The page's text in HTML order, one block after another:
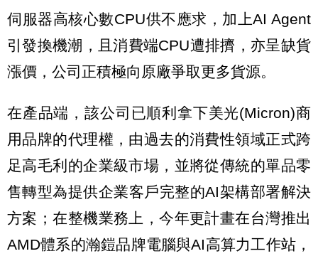
伺服器高核心數CPU供不應求，加上AI Agent
引發換機潮，且消費端CPU遭排擠，亦呈缺貨
漲價，公司正積極向原廠爭取更多貨源。
在產品端，該公司已順利拿下美光(Micron)商
用品牌的代理權，由過去的消費性領域正式跨
足高毛利的企業級市場，並將從傳統的單品零
售轉型為提供企業客戶完整的AI架構部署解決
方案；在整機業務上，今年更計畫在台灣推出
AMD體系的瀚鎧品牌電腦與AI高算力工作站，